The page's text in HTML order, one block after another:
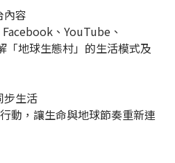
內容
、YouTube、
「地球生態村」的生活模式及
步生活
動，讓生命與地球節奏重新連